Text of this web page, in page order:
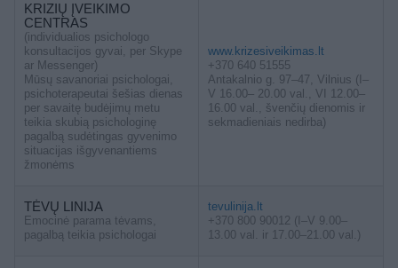
KRIZIŲ ĮVEIKIMO
CENTRAS
(individualios psichologo
konsultacijos gyvai, per Skype
ar Messenger)
Mūsų savanoriai psichologai,
psichoterapeutai šešias dienas
per savaitę budėjimų metu
teikia skubią psichologinę
pagalbą sudėtingas gyvenimo
situacijas išgyvenantiems
žmonėms
www.krizesiveikimas.lt
+370 640 51555
Antakalnio g. 97–47, Vilnius (I–
V 16.00– 20.00 val., VI 12.00–
16.00 val., švenčių dienomis ir
sekmadieniais nedirba)
TĖVŲ LINIJA
Emocinė parama tėvams,
pagalbą teikia psichologai
tevulinija.lt
+370 800 90012 (I–V 9.00–
13.00 val. ir 17.00–21.00 val.)